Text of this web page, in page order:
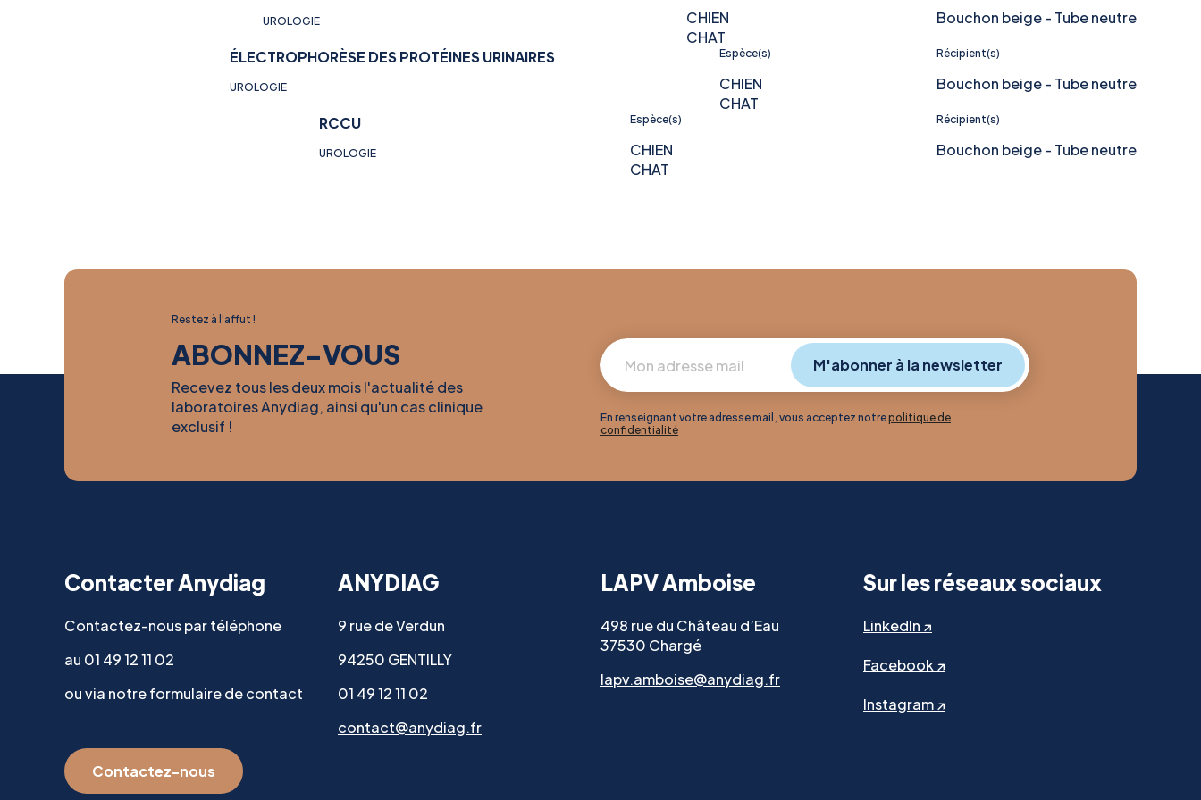
UROLOGIE
CHIEN
CHAT
Bouchon beige - Tube neutre
ÉLECTROPHORÈSE DES PROTÉINES URINAIRES
UROLOGIE
Espèce(s)
CHIEN
CHAT
Récipient(s)
Bouchon beige - Tube neutre
RCCU
UROLOGIE
Espèce(s)
CHIEN
CHAT
Récipient(s)
Bouchon beige - Tube neutre
Restez à l'affut !
ABONNEZ-VOUS
Recevez tous les deux mois l'actualité des
laboratoires Anydiag, ainsi qu'un cas clinique
exclusif !
En renseignant votre adresse mail, vous acceptez notrepolitique de
confidentialité
Contacter Anydiag
Contactez-nous par téléphone
au 01 49 12 11 02
ou via notre formulaire de contact
Contactez-nous
ANYDIAG
9 rue de Verdun
94250 GENTILLY
01 49 12 11 02
contact@anydiag.fr
LAPV Amboise
498 rue du Château d’Eau
37530 Chargé
lapv.amboise@anydiag.fr
Sur les réseaux sociaux
LinkedIn ↗
Facebook ↗
Instagram ↗